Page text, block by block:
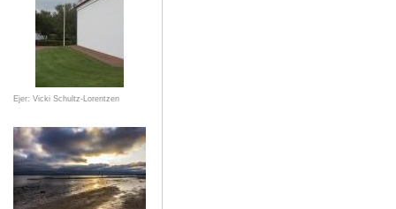
Ejer: Vicki Schultz-Lorentzen